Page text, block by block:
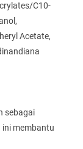
C10-
Acetate,
sebagai
membantu